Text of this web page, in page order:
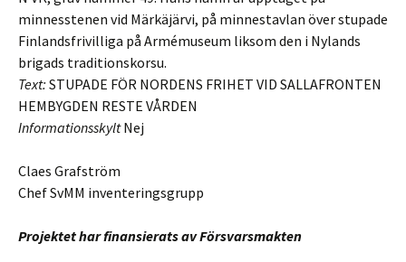
minnesstenen vid Märkäjärvi, på minnestavlan över stupade
Finlandsfrivilliga på Armémuseum liksom den i Nylands
brigads traditionskorsu.
Text: STUPADE FÖR NORDENS FRIHET VID SALLAFRONTEN
HEMBYGDEN RESTE VÅRDEN
InformationsskyltNej
Claes Grafström
Chef SvMM inventeringsgrupp
Projektet har finansierats av Försvarsmakten